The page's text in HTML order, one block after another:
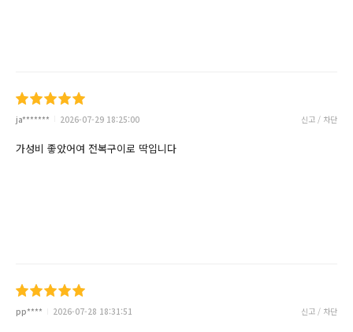
ja******* 2026-07-29 18:25:00 신고 / 차단
가성비 좋았어여 전복구이로 딱입니다
pp**** 2026-07-28 18:31:51 신고 / 차단